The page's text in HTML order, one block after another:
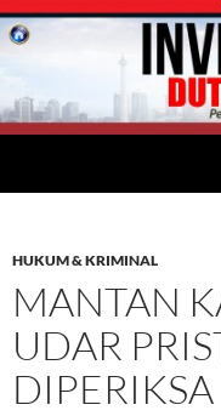
HUKUM & KRIMINAL
MANTAN
UDAR